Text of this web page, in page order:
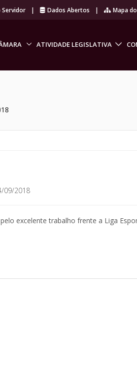
Servidor | Dados Abertos | Mapa
ATIVIDADE LEGISLATIVA
09/2018
excelente trabalho frente a Liga